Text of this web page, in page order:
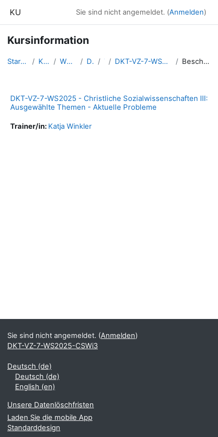
KU Sie sind nicht angemeldet. (Anmelden)
Kursinformation
Startseite Kurse WS2025 DKT 7 DKT-VZ-7-WS2025-CSWi3 Beschreibung
DKT-VZ-7-WS2025 - Christliche Sozialwissenschaften III:
Ausgewählte Themen - Aktuelle Probleme
Trainer/in: Katja Winkler
Sie sind nicht angemeldet. (Anmelden)
DKT-VZ-7-WS2025-CSWi3
Deutsch ‎(de)‎
Deutsch ‎(de)‎
English ‎(en)‎
Unsere Datenlöschfristen
Laden Sie die mobile App
Standarddesign